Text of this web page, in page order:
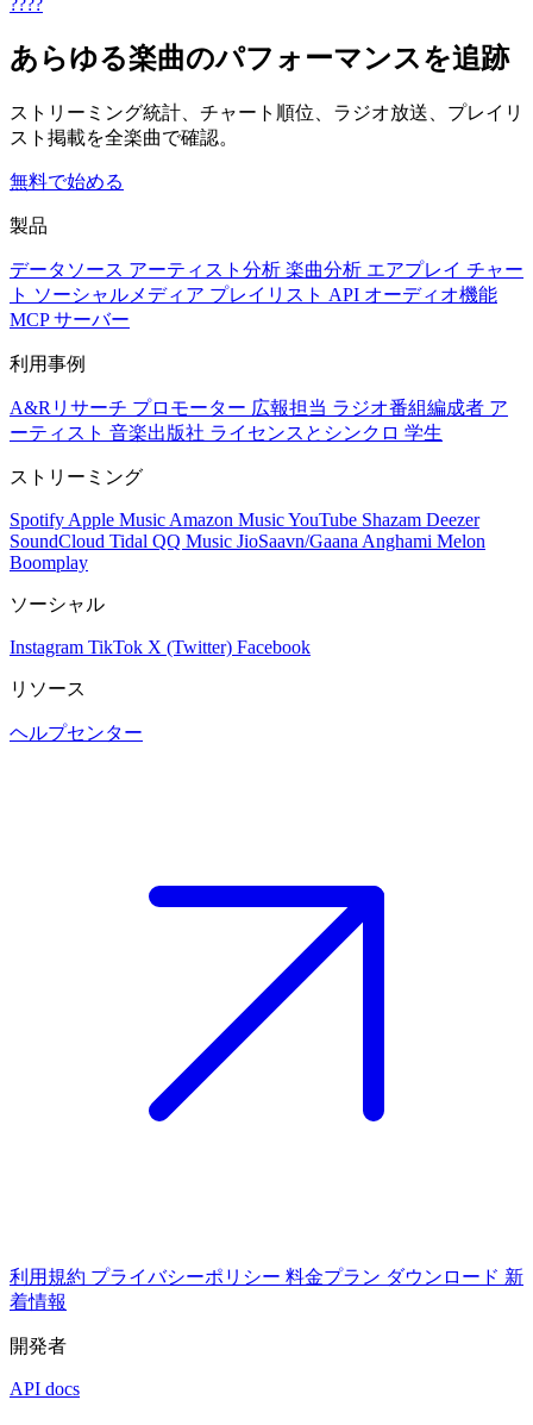
あらゆる楽曲のパフォーマンスを追跡
ストリーミング統計、チャート順位、ラジオ放送、プレイリ
スト掲載を全楽曲で確認。
無料で始める
製品
データソース アーティスト分析 楽曲分析 エアプレイ チャー
ト ソーシャルメディア プレイリスト API オーディオ機能
MCP サーバー
利用事例
A&Rリサーチ プロモーター 広報担当 ラジオ番組編成者 ア
ーティスト 音楽出版社 ライセンスとシンクロ 学生
ストリーミング
Spotify Apple Music Amazon MusicYouTube Shazam Deezer
SoundCloud Tidal QQ Music JioSaavn/Gaana Anghami Melon
Boomplay
ソーシャル
Instagram TikTok X (Twitter) Facebook
リソース
ヘルプセンター
利用規約 プライバシーポリシー 料金プラン ダウンロード 新
着情報
開発者
API docs